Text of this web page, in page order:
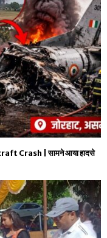
Crash | सामने आया हादसे